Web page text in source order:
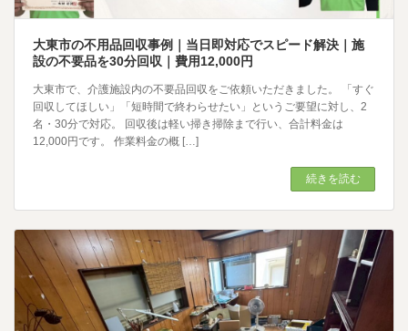
大東市の不用品回収事例｜当日即対応でスピード解決｜施
設の不要品を30分回収｜費用12,000円
大東市で、介護施設内の不要品回収をご依頼いただきました。 「すぐ
回収してほしい」「短時間で終わらせたい」というご要望に対し、2
名・30分で対応。 回収後は軽い掃き掃除まで行い、合計料金は
12,000円です。 作業料金の概 […]
続きを読む